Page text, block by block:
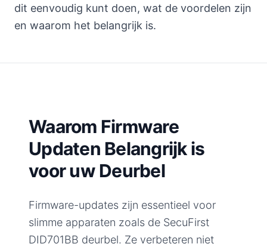
dit eenvoudig kunt doen, wat de voordelen zijn
en waarom het belangrijk is.
Waarom Firmware
Updaten Belangrijk is
voor uw Deurbel
Firmware-updates zijn essentieel voor
slimme apparaten zoals de SecuFirst
DID701BB deurbel. Ze verbeteren niet